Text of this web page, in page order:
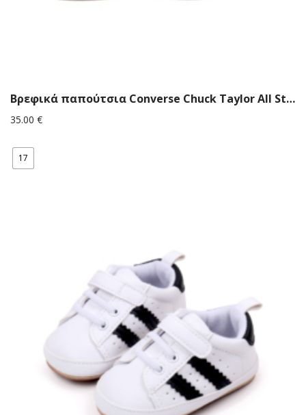
Βρεφικά παπούτσια Converse Chuck Taylor All Star Mαύρα
35.00 €
17